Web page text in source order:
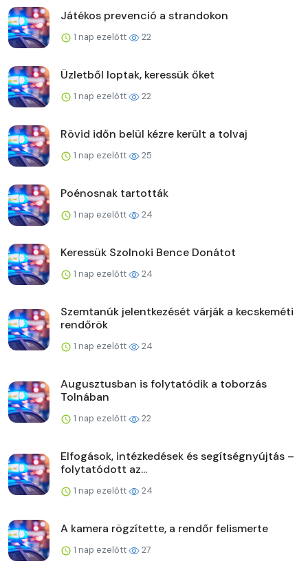
Játékos prevenció a strandokon
1 nap ezelőtt 22
Üzletből loptak, keressük őket
1 nap ezelőtt 22
Rövid időn belül kézre került a tolvaj
1 nap ezelőtt 25
Poénosnak tartották
1 nap ezelőtt 24
Keressük Szolnoki Bence Donátot
1 nap ezelőtt 24
Szemtanúk jelentkezését várják a kecskeméti
rendőrök
1 nap ezelőtt 24
Augusztusban is folytatódik a toborzás
Tolnában
1 nap ezelőtt 22
Elfogások, intézkedések és segítségnyújtás –
folytatódott az...
1 nap ezelőtt 24
A kamera rögzítette, a rendőr felismerte
1 nap ezelőtt 27